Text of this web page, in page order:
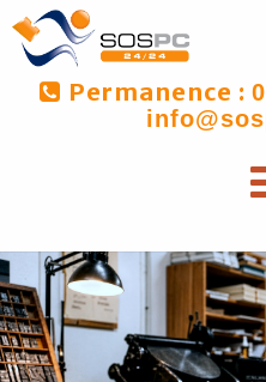
Permanence :